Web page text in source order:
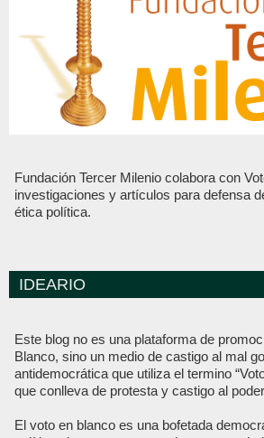
Fundación Tercer Milenio colabora con
investigaciones y artículos para defensa
ética política.
IDEARIO
Este blog no es una plataforma de
Blanco, sino un medio de castigo al mal
antidemocrática que utiliza el termino
que conlleva de protesta y castigo al
El voto en blanco es una bofetada